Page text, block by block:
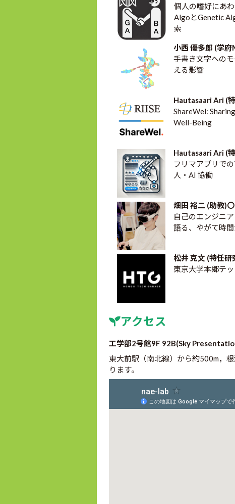
個人の嗜好にあ
AlgoとGenetic
索
小西 優多郎 (学
手書き文字への
える影響
Hautasaari Ari (
ShareWel:
Well-Being
Hautasaari Ari (
フリマアプリで
人・AI 協働
畑田 裕二 (助教)〇
自己のエンジニ
語る、やがて時
松井 克文 (特任
東京大学本郷テ
アクセス
工学部2号館9F 92B(Sky
東大前駅（南北線）から約500m，
ります。